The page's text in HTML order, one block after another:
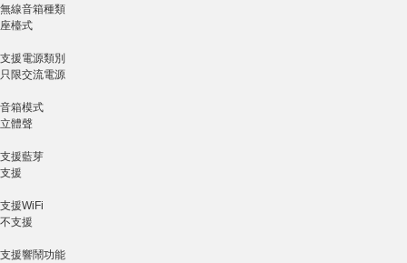
無線音箱種類
座檯式
支援電源類別
只限交流電源
音箱模式
立體聲
支援藍芽
支援
支援WiFi
不支援
支援響鬧功能